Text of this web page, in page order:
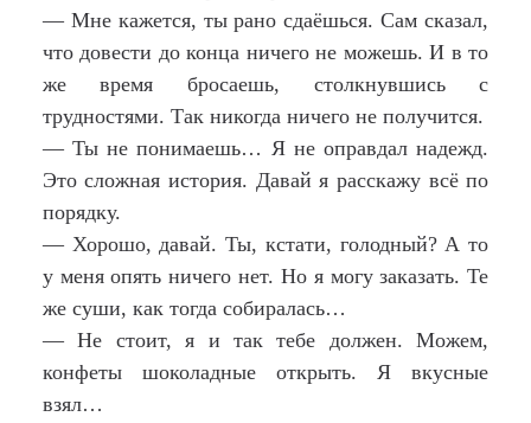
— Мне кажется, ты рано сдаёшься. Сам сказал,
что довести до конца ничего не можешь. И в то
же время бросаешь, столкнувшись с
трудностями. Так никогда ничего не получится.
— Ты не понимаешь… Я не оправдал надежд.
Это сложная история. Давай я расскажу всё по
порядку.
— Хорошо, давай. Ты, кстати, голодный? А то
у меня опять ничего нет. Но я могу заказать. Те
же суши, как тогда собиралась…
— Не стоит, я и так тебе должен. Можем,
конфеты шоколадные открыть. Я вкусные
взял…